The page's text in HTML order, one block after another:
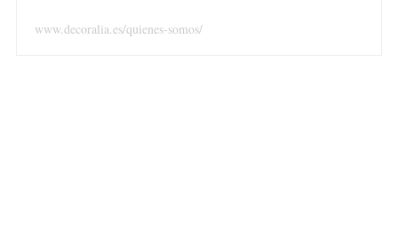
www.decoralia.es/quienes-somos/